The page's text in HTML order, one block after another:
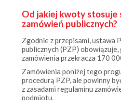
zamówień publicznych?
Zgodnie z przepisami, ustawa
publicznych (PZP)
zamówienia przekracza 170
Zamówienia poniżej tego progu
procedurą PZP, ale powinny
z zasadami regulaminu
podmiotu.